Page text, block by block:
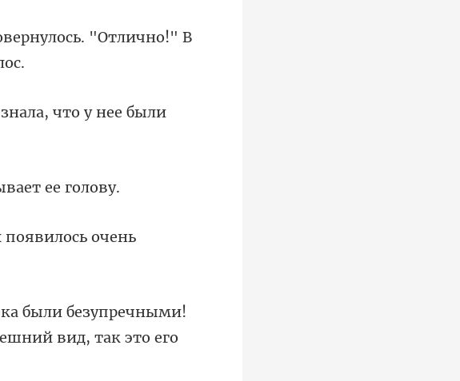
"Отлично!" В
что у нее были
появи
безупречными!